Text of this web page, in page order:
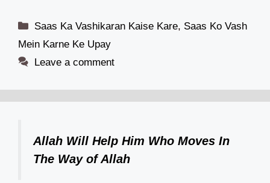
Categories
Saas Ka Vashikaran Kaise Kare, Saas Ko Vash
Mein Karne Ke Upay
Leave a comment
Allah Will Help Him Who Moves In
The Way of Allah